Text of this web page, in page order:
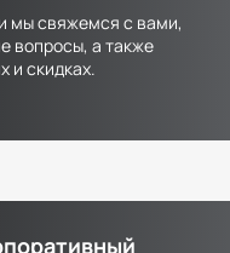
мы свяжемся с вами,
вопросы, а также
и скидках.